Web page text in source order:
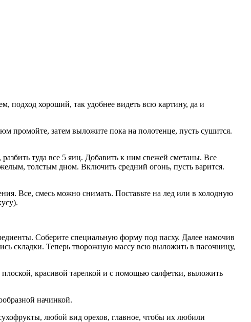
подход хороший, так удобнее видеть всю картину, да и
промойте, затем выложите пока на полотенце, пусть сушится.
туда все 5 яиц. Добавить к ним свежей сметаны. Все
толстым дном. Включить средний огонь, пусть варится.
Все, смесь можно снимать. Поставьте на лед или в холодную
Соберите специальную форму под пасху. Далее намочив
складки. Теперь творожную массу всю выложить в пасочницу,
плоской, красивой тарелкой и с помощью салфетки, выложить
начинкой.
любой вид орехов, главное, чтобы их любили